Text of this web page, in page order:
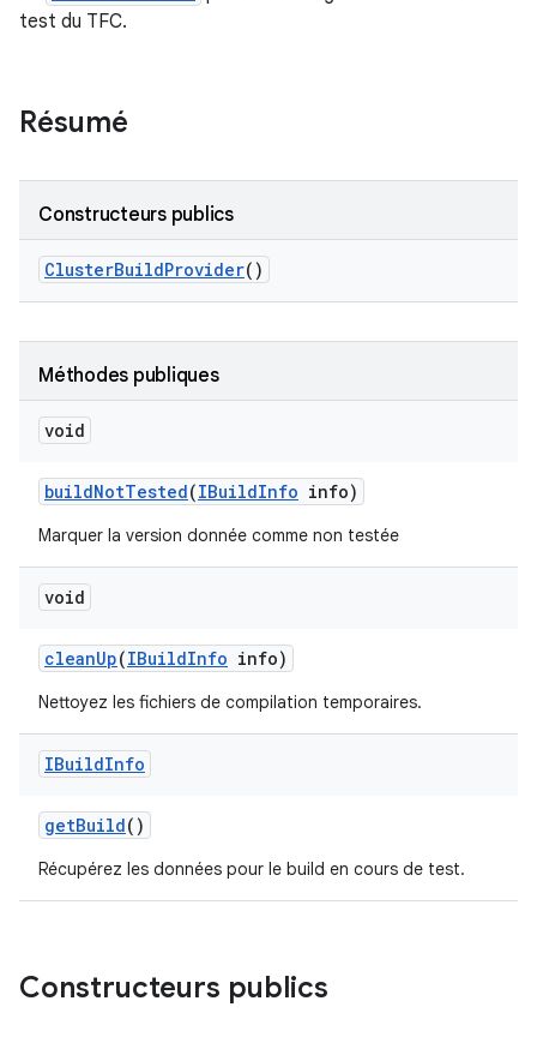
test du TFC.
Résumé
Constructeurs publics
ClusterBuildProvider()
Méthodes publiques
void
buildNotTested(IBuildInfo info)
Marquer la version donnée comme non testée
void
cleanUp(IBuildInfo info)
Nettoyez les fichiers de compilation temporaires.
IBuildInfo
getBuild()
Récupérez les données pour le build en cours de test.
Constructeurs publics